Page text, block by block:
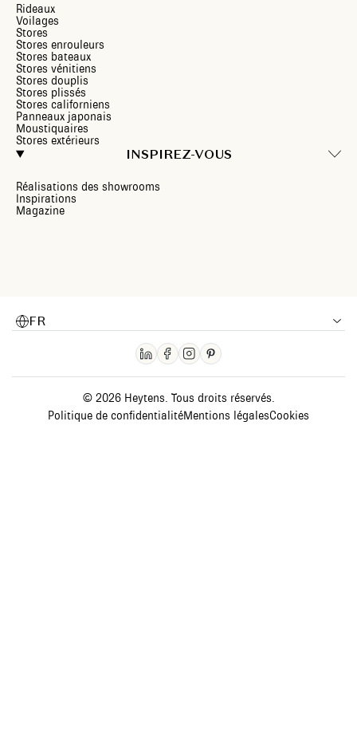
Rideaux
Voilages
Stores
Stores enrouleurs
Stores bateaux
Stores vénitiens
Stores douplis
Stores plissés
Stores californiens
Panneaux japonais
Moustiquaires
Stores extérieurs
INSPIREZ-VOUS
Réalisations des showrooms
Inspirations
Magazine
FR
© 2026 Heytens. Tous droits réservés.
Politique de confidentialitéMentions légalesCookies